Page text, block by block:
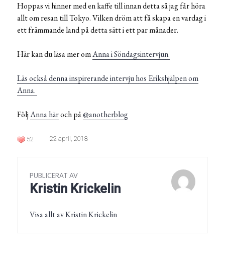
Hoppas vi hinner med en kaffe till innan detta så jag får höra
allt om resan till Tokyo. Vilken dröm att få skapa en vardag i
ett främmande land på detta sätt i ett par månader.
Här kan du läsa mer omAnna i Söndagsintervjun.
Läs också denna inspirerande intervju hos Erikshjälpen om
Anna.
FöljAnna häroch på@anotherblog
52 22 april, 2018
PUBLICERAT AV
Kristin Krickelin
Visa allt av Kristin Krickelin